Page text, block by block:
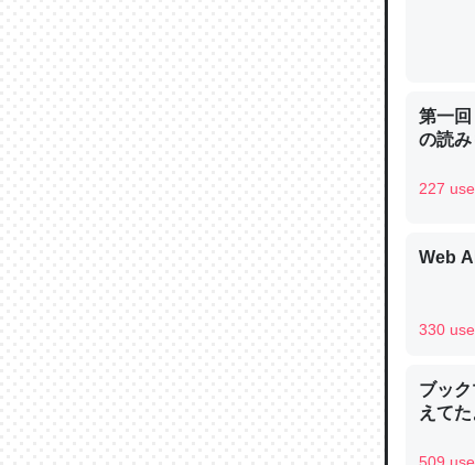
─ニ
これ
─ニュ
ウチ
中。
第一
の読み
227
Web
330
ブッ
えて